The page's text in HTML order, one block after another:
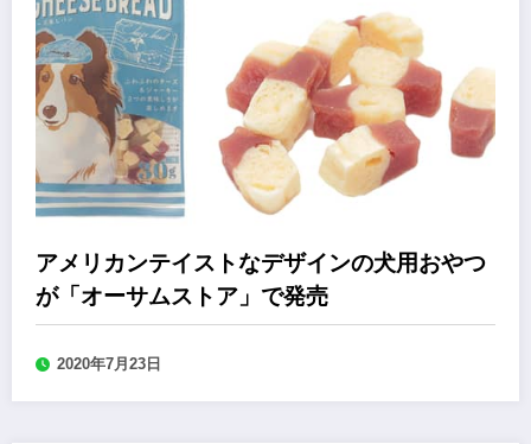
アメリカンテイストなデザインの犬用おやつ
が「オーサムストア」で発売
2020年7月23日